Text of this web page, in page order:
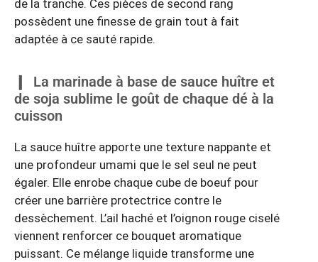
de la tranche. Ces pièces de second rang
possèdent une finesse de grain tout à fait
adaptée à ce sauté rapide.
La marinade à base de sauce huître et
de soja sublime le goût de chaque dé à la
cuisson
La sauce huître apporte une texture nappante et
une profondeur umami que le sel seul ne peut
égaler. Elle enrobe chaque cube de boeuf pour
créer une barrière protectrice contre le
dessèchement. L’ail haché et l’oignon rouge ciselé
viennent renforcer ce bouquet aromatique
puissant. Ce mélange liquide transforme une